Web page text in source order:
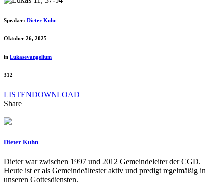
Speaker: Dieter Kuhn
Oktober 26, 2025
in Lukasevangelium
312
LISTENDOWNLOAD
Share
Dieter Kuhn
Dieter war zwischen 1997 und 2012 Gemeindeleiter der CGD.
Heute ist er als Gemeindeältester aktiv und predigt regelmäßig in
unseren Gottesdiensten.